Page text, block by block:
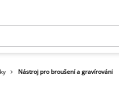
Nástroj pro broušení a gravírování